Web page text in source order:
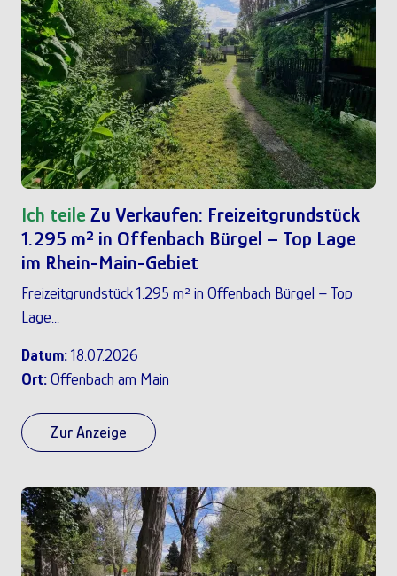
Ich teileZu Verkaufen: Freizeitgrundstück
1.295 m² in Offenbach Bürgel – Top Lage
im Rhein-Main-Gebiet
Freizeitgrundstück 1.295 m² in Offenbach Bürgel – Top
Lage...
Datum: 18.07.2026
Ort: Offenbach am Main
Zur Anzeige